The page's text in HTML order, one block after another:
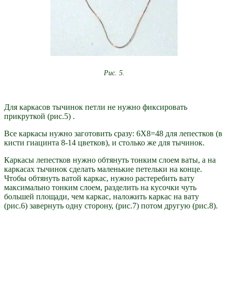
Рис. 5.
Для каркасов тычинок петли не нужно фиксировать
прикруткой (рис.5) .
Все каркасы нужно заготовить сразу: 6Х8=48 для лепестков (в
кисти гиацинта 8-14 цветков), и столько же для тычинок.
Каркасы лепестков нужно обтянуть тонким слоем ваты, а на
каркасах тычинок сделать маленькие петельки на конце.
Чтобы обтянуть ватой каркас, нужно растеребить вату
максимально тонким слоем, разделить на кусочки чуть
большей площади, чем каркас, наложить каркас на вату
(рис.6) завернуть одну сторону, (рис.7) потом другую (рис.8).